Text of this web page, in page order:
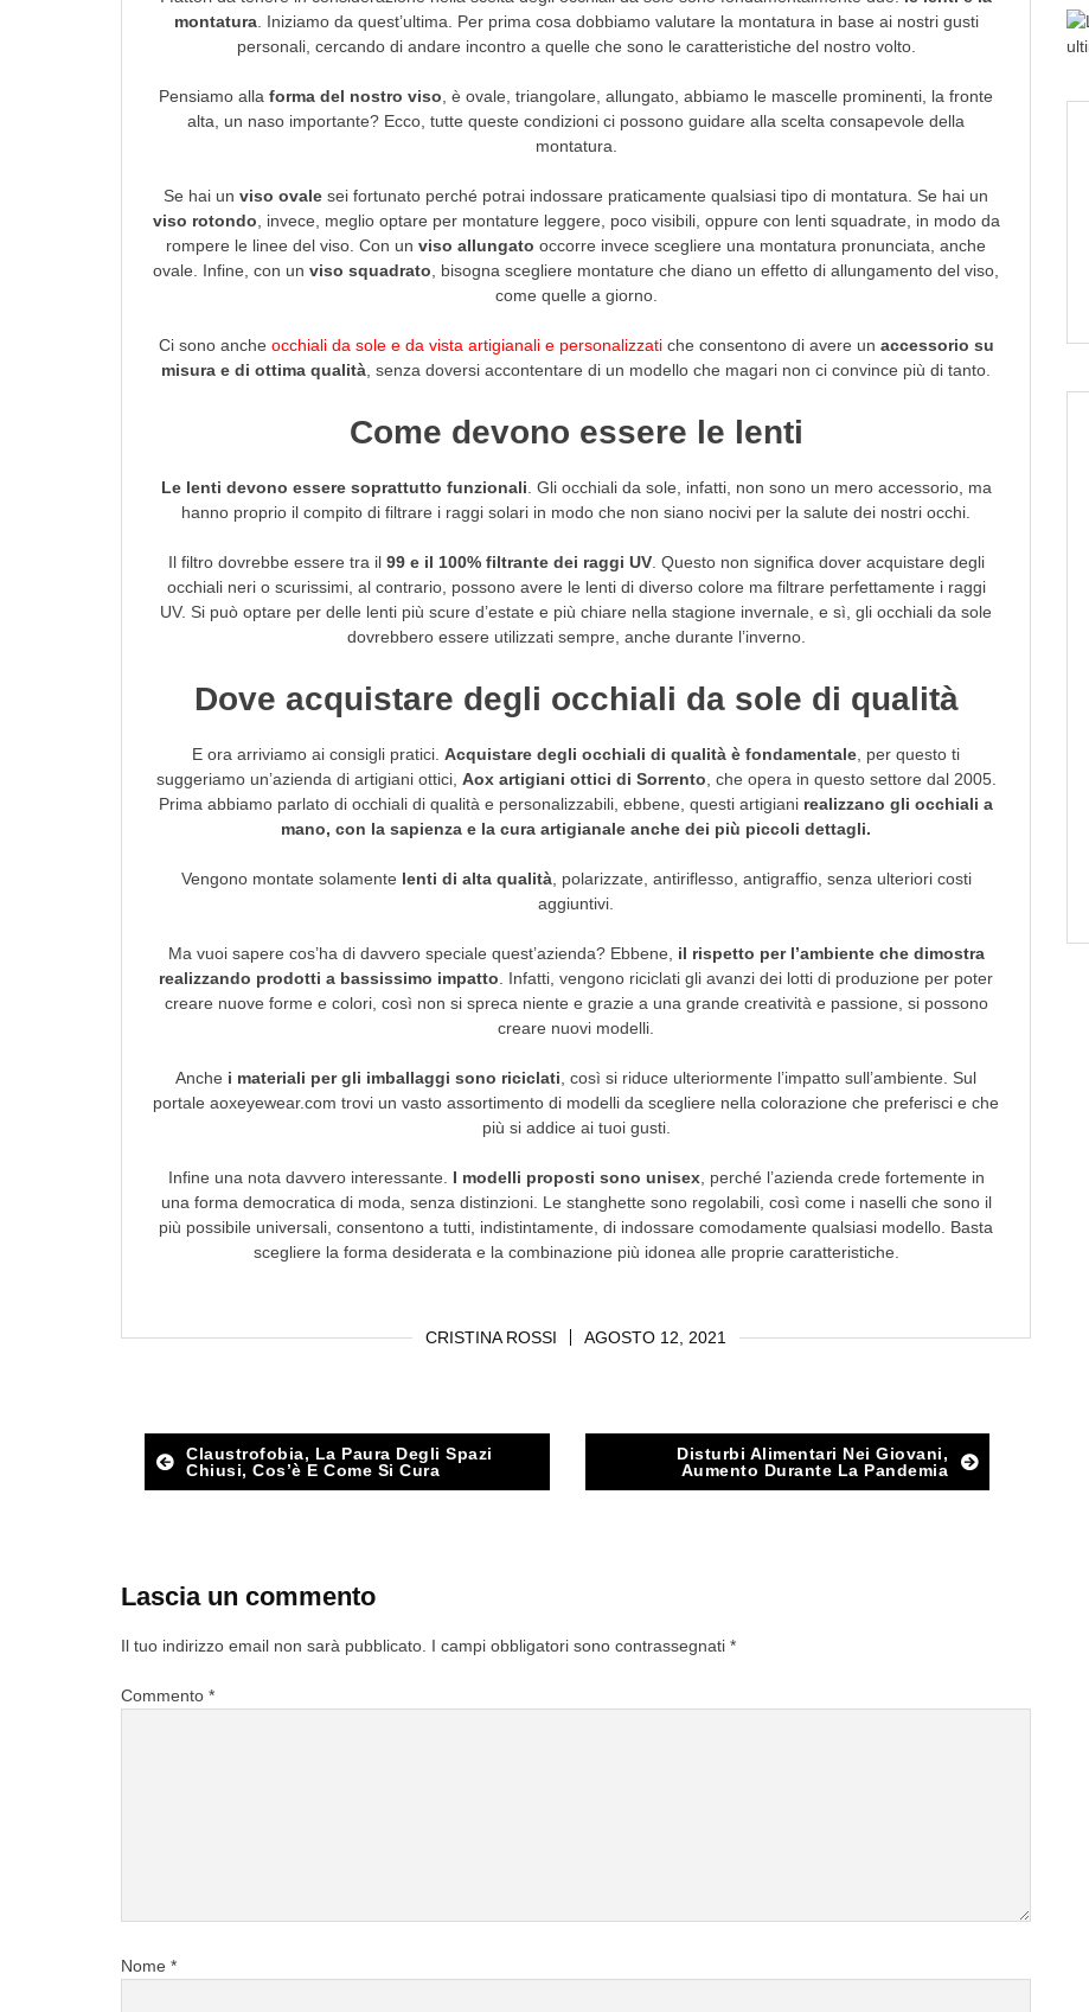
CRISTINA ROSSI AGOSTO 12, 2021
montatura. Iniziamo da quest’ultima. Per prima cosa dobbiamo valutare la montatura in base ai nostri gusti
personali, cercando di andare incontro a quelle che sono le caratteristiche del nostro volto.
Pensiamo alla forma del nostro viso , è ovale, triangolare, allungato, abbiamo le mascelle prominenti, la fronte
alta, un naso importante? Ecco, tutte queste condizioni ci possono guidare alla scelta consapevole della
montatura.
Se hai un viso ovale sei fortunato perché potrai indossare praticamente qualsiasi tipo di montatura. Se hai un
viso rotondo , invece, meglio optare per montature leggere, poco visibili, oppure con lenti squadrate, in modo da
rompere le linee del viso. Con un viso allungato occorre invece scegliere una montatura pronunciata, anche
ovale. Infine, con un viso squadrato , bisogna scegliere montature che diano un effetto di allungamento del viso,
come quelle a giorno.
Ci sono anche occhiali da sole e da vista artigianali e personalizzatiche consentono di avere un accessorio su
misura e di ottima qualità , senza doversi accontentare di un modello che magari non ci convince più di tanto.
Come devono essere le lenti
Le lenti devono essere soprattutto funzionali . Gli occhiali da sole, infatti, non sono un mero accessorio, ma
hanno proprio il compito di filtrare i raggi solari in modo che non siano nocivi per la salute dei nostri occhi.
Il filtro dovrebbe essere tra il 99 e il 100% filtrante dei raggi UV. Questo non significa dover acquistare degli
occhiali neri o scurissimi, al contrario, possono avere le lenti di diverso colore ma filtrare perfettamente i raggi
UV. Si può optare per delle lenti più scure d’estate e più chiare nella stagione invernale, e sì, gli occhiali da sole
dovrebbero essere utilizzati sempre, anche durante l’inverno.
Dove acquistare degli occhiali da sole di qualità
E ora arriviamo ai consigli pratici. Acquistare degli occhiali di qualità è fondamentale , per questo ti
suggeriamo un’azienda di artigiani ottici, Aox artigiani ottici di Sorrento , che opera in questo settore dal 2005.
Prima abbiamo parlato di occhiali di qualità e personalizzabili, ebbene, questi artigiani realizzano gli occhiali a
mano, con la sapienza e la cura artigianale anche dei più piccoli dettagli.
Vengono montate solamente lenti di alta qualità, polarizzate, antiriflesso, antigraffio, senza ulteriori costi
aggiuntivi.
Ma vuoi sapere cos’ha di davvero speciale quest’azienda? Ebbene, il rispetto per l’ambiente che dimostra
realizzando prodotti a bassissimo impatto . Infatti, vengono riciclati gli avanzi dei lotti di produzione per poter
creare nuove forme e colori, così non si spreca niente e grazie a una grande creatività e passione, si possono
creare nuovi modelli.
Anche i materiali per gli imballaggi sono riciclati , così si riduce ulteriormente l’impatto sull’ambiente. Sul
portale aoxeyewear.com trovi un vasto assortimento di modelli da scegliere nella colorazione che preferisci e che
più si addice ai tuoi gusti.
Infine una nota davvero interessante. I modelli proposti sono unisex, perché l’azienda crede fortemente in
una forma democratica di moda, senza distinzioni. Le stanghette sono regolabili, così come i naselli che sono il
più possibile universali, consentono a tutti, indistintamente, di indossare comodamente qualsiasi modello. Basta
scegliere la forma desiderata e la combinazione più idonea alle proprie caratteristiche.
PostClaustrofobia, La Paura Degli Spazi
Chiusi, Cos’è E Come Si Cura
Disturbi Alimentari Nei Giovani,
Aumento Durante La Pandemia
Lascia un commento
Il tuo indirizzo email non sarà pubblicato. I campi obbligatori sono contrassegnati *
Commento *
Nome *